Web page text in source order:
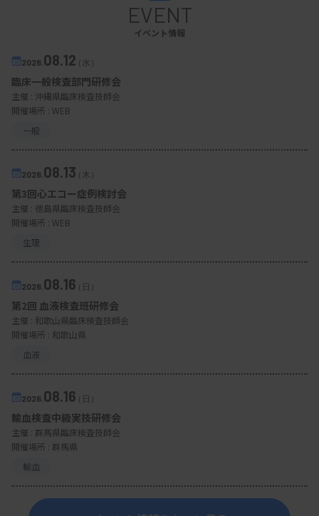
EVENT
イベント情報
2026. 08.12（水）
臨床一般検査部門研修会
主催 : 沖縄県臨床検査技師会
開催場所 : WEB
一般
2026. 08.13（木）
第3回心エコー症例検討会
主催 : 徳島県臨床検査技師会
開催場所 : WEB
生理
2026. 08.16（日）
第2回 血液検査班研修会
主催 : 和歌山県臨床検査技師会
開催場所 : 和歌山県
血液
2026. 08.16（日）
輸血検査中級実技研修会
主催 : 群馬県臨床検査技師会
開催場所 : 群馬県
輸血